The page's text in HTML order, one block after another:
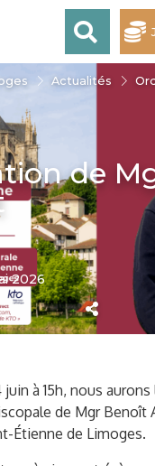
Actualités
de
2026
juin à 15h, nous
de Mgr Benoît
Étienne de Limoges.